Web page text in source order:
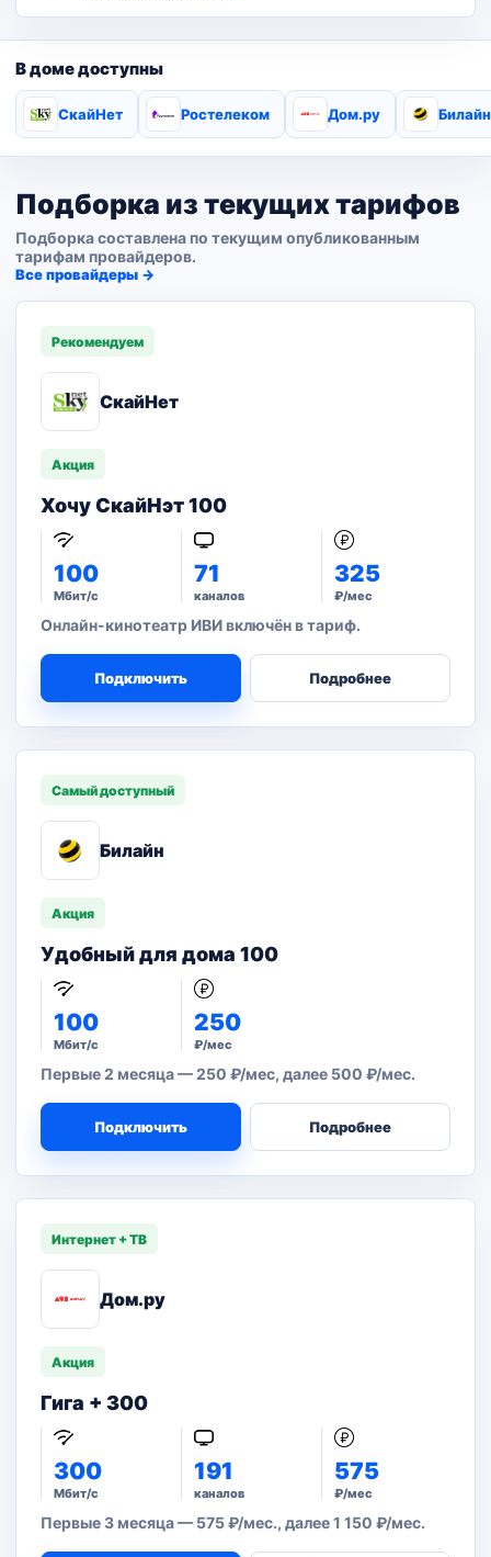
В доме доступны
СкайНет Ростелеком Дом.ру Билайн
Подборка из текущих тарифов
Подборка составлена по текущим опубликованным
тарифам провайдеров.
Все провайдеры →
Рекомендуем
СкайНет
Акция
Хочу СкайНэт 100
100
Мбит/с
71
каналов
325
₽/мес
Онлайн-кинотеатр ИВИ включён в тариф.
Подключить Подробнее
Самый доступный
Билайн
Акция
Удобный для дома 100
100
Мбит/с
250
₽/мес
Первые 2 месяца — 250 ₽/мес, далее 500 ₽/мес.
Подключить Подробнее
Интернет + ТВ
Дом.ру
Акция
Гига + 300
300
Мбит/с
191
каналов
575
₽/мес
Первые 3 месяца — 575 ₽/мес., далее 1 150 ₽/мес.